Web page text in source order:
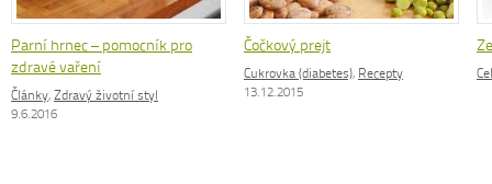
Parní hrnec – pomocník pro
zdravé vaření
Články, Zdravý životní styl
9.6.2016
Čočkový prejt
Cukrovka (diabetes), Recepty
13.12.2015